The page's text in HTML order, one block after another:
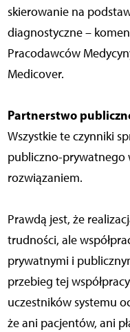
skierowanie na
diagnostyczne –
Pracodawców
Medicover.
Partnerstwo
Wszystkie te czynniki
publiczno-prywatnego
rozwiązaniem.
Prawdą jest, że
trudności, ale
prywatnymi i
przebieg tej
uczestników systemu
że ani pacjentów, ani